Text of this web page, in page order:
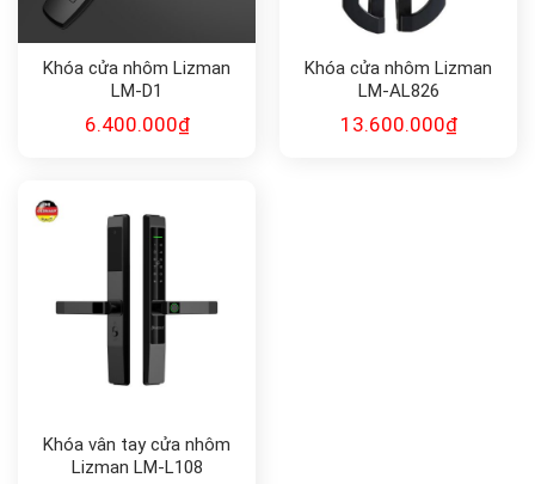
Khóa cửa nhôm Lizman
LM-D1
6.400.000₫
Khóa cửa nhôm Lizman
LM-AL826
13.600.000₫
Khóa vân tay cửa nhôm
Lizman LM-L108